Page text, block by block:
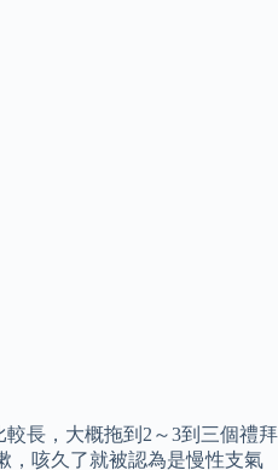
長，大概拖到2～3到三個禮拜
，咳久了就被認為是慢性支氣